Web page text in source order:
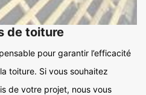
de toiture
pour garantir l’efficacité
toiture. Si vous souhaitez
de votre projet, nous vous